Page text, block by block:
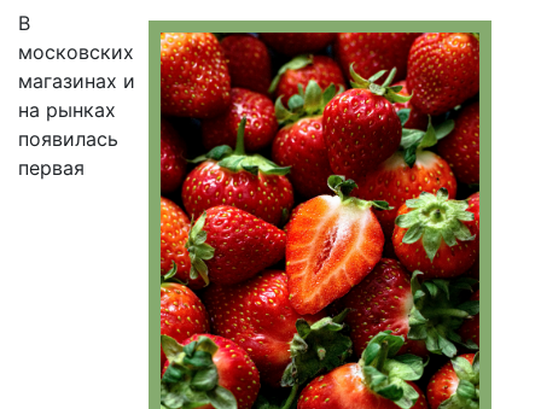
В
московских
магазинах и
на рынках
появилась
первая